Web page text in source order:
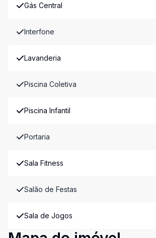
Gás Central
Interfone
Lavanderia
Piscina Coletiva
Piscina Infantil
Portaria
Sala Fitness
Salão de Festas
Sala de Jogos